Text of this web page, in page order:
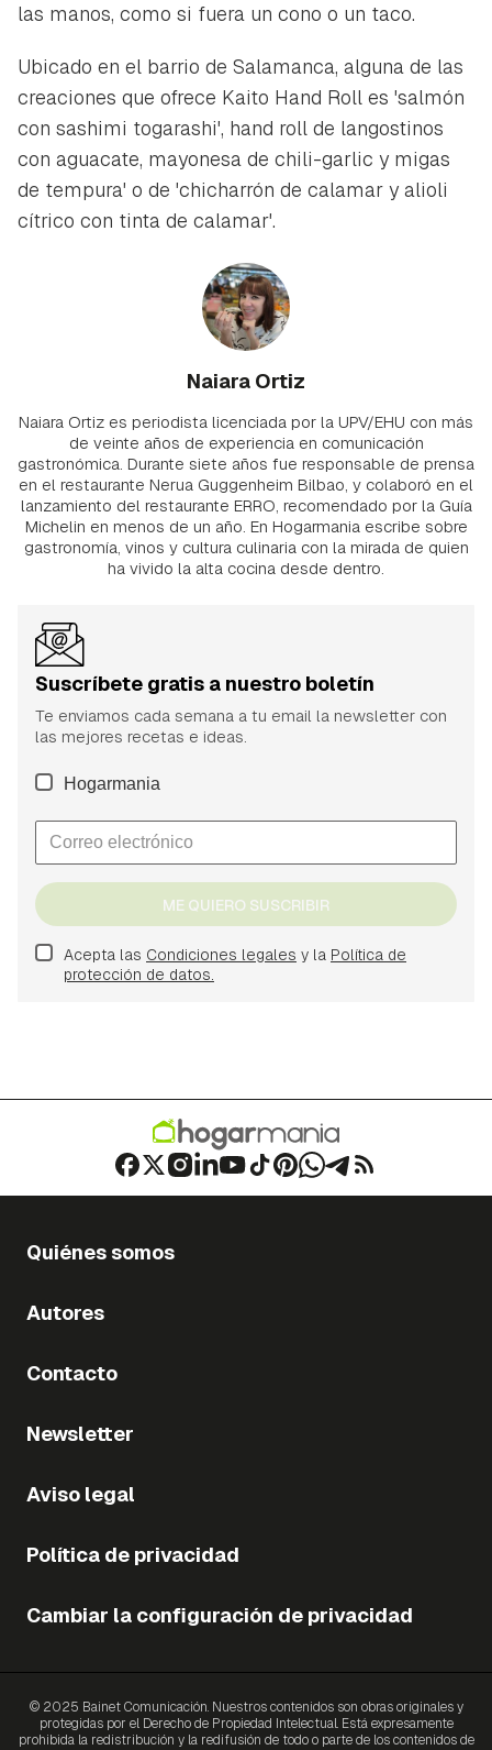
las manos, como si fuera un cono o un taco.
Ubicado en el barrio de Salamanca, alguna de las
creaciones que ofrece Kaito Hand Roll es 'salmón
con sashimi togarashi', hand roll de langostinos
con aguacate, mayonesa de chili-garlic y migas
de tempura' o de 'chicharrón de calamar y alioli
cítrico con tinta de calamar'.
Naiara Ortiz
Naiara Ortiz es periodista licenciada por la UPV/EHU con más
de veinte años de experiencia en comunicación
gastronómica. Durante siete años fue responsable de prensa
en el restaurante Nerua Guggenheim Bilbao, y colaboró en el
lanzamiento del restaurante ERRO, recomendado por la Guía
Michelin en menos de un año. En Hogarmania escribe sobre
gastronomía, vinos y cultura culinaria con la mirada de quien
ha vivido la alta cocina desde dentro.
Suscríbete gratis a nuestro boletín
Te enviamos cada semana a tu email la newsletter con
las mejores recetas e ideas.
Hogarmania
ME QUIERO SUSCRIBIR
Acepta las Condiciones legales y la Política de
protección de datos.
Quiénes somos
Autores
Contacto
Newsletter
Aviso legal
Política de privacidad
Cambiar la configuración de privacidad
© 2025 Bainet Comunicación. Nuestros contenidos son obras originales y
protegidas por el Derecho de Propiedad Intelectual. Está expresamente
prohibida la redistribución y la redifusión de todo o parte de los contenidos de